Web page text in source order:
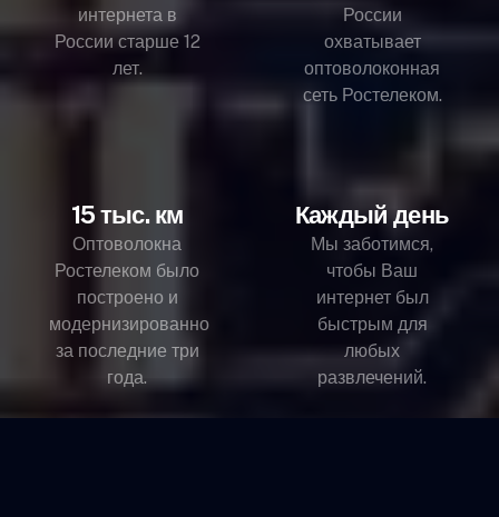
интернета в
России старше 12
лет.
России
охватывает
оптоволоконная
сеть Ростелеком.
15 тыс. км
Оптоволокна
Ростелеком было
построено и
модернизированно
за последние три
года.
Каждый день
Мы заботимся,
чтобы Ваш
интернет был
быстрым для
любых
развлечений.